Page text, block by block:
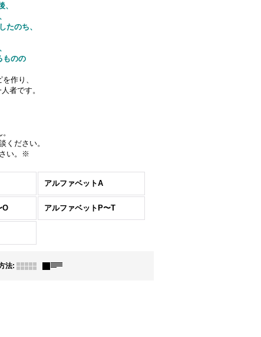
たのち、
ものの
作り、
者です。
ください。
い。※
アルファベットA
O アルファベットP〜T
法: